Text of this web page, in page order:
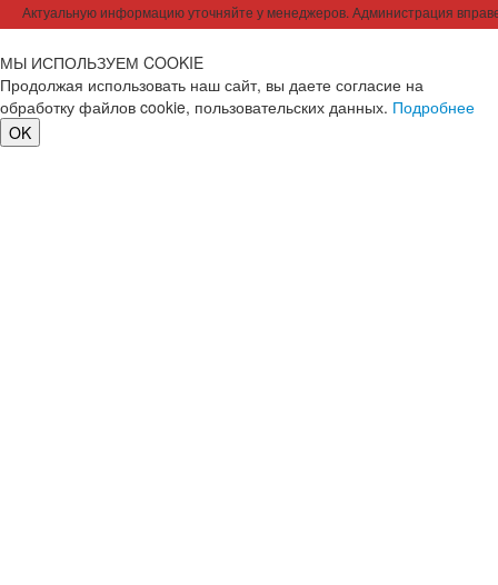
Актуальную информацию уточняйте у менеджеров. Администрация
МЫ ИСПОЛЬЗУЕМ COOKIE
Продолжая использовать наш сайт, вы даете согласие на
обработку файлов cookie, пользовательских данных. Подробнее
OK